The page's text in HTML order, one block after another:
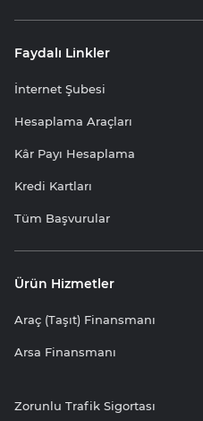
Faydalı Linkler
İnternet Şubesi
Hesaplama Araçları
Kâr Payı Hesaplama
Kredi Kartları
Tüm Başvurular
Ürün Hizmetler
Araç (Taşıt) Finansmanı
Arsa Finansmanı
Zorunlu Trafik Sigortası